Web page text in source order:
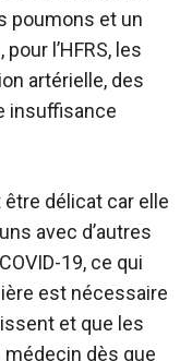
poumons et un
l’HFRS, les
artérielle, des
insuffisance
délicat car elle
avec d’autres
19, ce qui
est nécessaire
et que les
dès que